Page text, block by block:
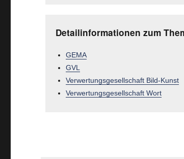
Detailinformationen zum
GEMA
GVL
Verwertungsgesellschaft Bild-Kunst
Verwertungsgesellschaft Wort